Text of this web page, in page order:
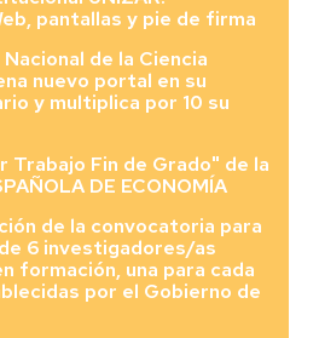
pantallas y pie de firma
de la Ciencia
nuevo portal en su
y multiplica por 10 su
Trabajo Fin de Grado" de la
DE ECONOMÍA
de la convocatoria para
6 investigadores/as
formación, una para cada
por el Gobierno de